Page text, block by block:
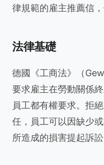
律規範的雇主推薦信
法律基礎
德國《工商法》（
要求雇主在勞動關係
員工都有權要求。拒
任，員工可以因缺少
所造成的損害提起訴訟